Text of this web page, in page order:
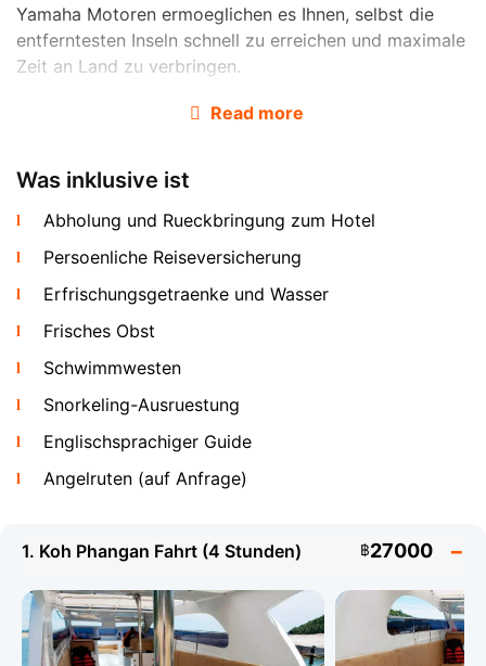
Yamaha Motoren ermoeglichen es Ihnen, selbst die
entferntesten Inseln schnell zu erreichen und maximale
Zeit an Land zu verbringen.
Das Boot wird mit vollstaendiger Charter-Crew
gestellt: ein lizenzierter Kapitaen, erster Maat und ein
englischsprachiger Guide sind im Preis inbegriffen.
Hotelabholung per Minivan, Softdrinks und frisches
Angelruten sind auf Anfrage verfuegbar.
Routen und Ziele von Koh Samui
Read more
Was inklusive ist
Abholung und Rueckbringung zum Hotel
Persoenliche Reiseversicherung
Erfrischungsgetraenke und Wasser
Frisches Obst
Schwimmwesten
Snorkeling-Ausruestung
Englischsprachiger Guide
Angelruten (auf Anfrage)
1. Koh Phangan Fahrt (4 Stunden) ฿27000